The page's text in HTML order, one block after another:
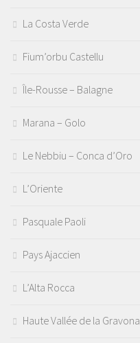
La Costa Verde
Fium’orbu Castellu
Île-Rousse – Balagne
Marana – Golo
Le Nebbiu – Conca d’Oro
L’Oriente
Pasquale Paoli
Pays Ajaccien
L’Alta Rocca
Haute Vallée de la Gravona